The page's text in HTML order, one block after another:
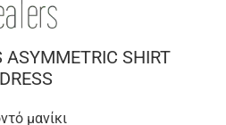
ASYMMETRIC SHIRT
DRESS
μανίκι